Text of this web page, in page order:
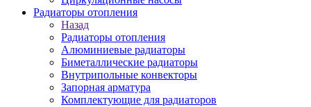
Радиаторы отопления
Назад
Радиаторы отопления
Алюминиевые радиаторы
Биметаллические радиаторы
Внутрипольные конвекторы
Запорная арматура
Комплектующие для радиаторов